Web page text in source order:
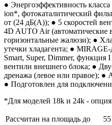
● Энергоэффективность
ion*, фотокаталитический
от (24 дБ(А)); ● 5 скоростей
4D AUTO Air (автоматические
горизонтальные жалюзи); ●
утечки хладагента; ●
Smart, Super, Dimmer, функция
вентили внешнего блока; ●
дренажа (левое или правое); ●
● Подготовлен для
*Для моделей 18k и 24k - опция
Рассчитан на площадь до
55